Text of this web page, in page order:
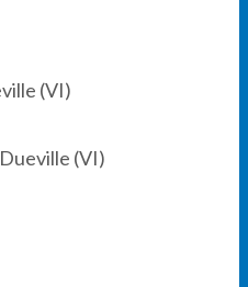
(VI)
(VI)